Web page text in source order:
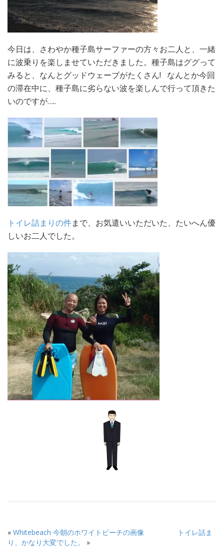
今日は、さわやか種子島サーファーの方々お二人と、一緒
に波乗りを楽しませていただきました。種子島はググって
みると、なんとグッドウェーブがたくさん! なんとか今回
の滞在中に、種子島に劣らない波を楽しんで行って頂きた
いのですが…..
トイレ詰まりの件まで、お気遣いいただいた、たいへん優
しいお二人でした。
« Whitebeach 今朝のホワイトビーチの画像
トイレ詰ま
り、かなり大変でした。
»